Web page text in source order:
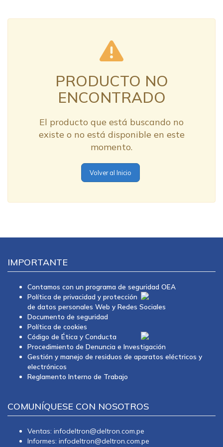
PRODUCTO NO
ENCONTRADO
El producto que está buscando no
existe o no está disponible en este
momento.
Volver al Inicio
IMPORTANTE
Contamos con un programa de seguridad OEA
Política de privacidad y protección
de datos personales Web y Redes Sociales
Documento de seguridad
Política de cookies
Código de Ética y Conducta
Procedimiento de Denuncia e Investigación
Gestión y manejo de residuos de aparatos eléctricos y
electrónicos
Reglamento Interno de Trabajo
COMUNÍQUESE CON NOSOTROS
Ventas: infodeltron@deltron.com.pe
Informes: infodeltron@deltron.com.pe